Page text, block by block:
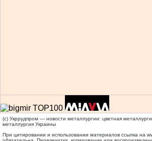
(c) Укррудпром — новости металлургии: цветная
металлургия Украины
При цитировании и использовании материалов ссылка на